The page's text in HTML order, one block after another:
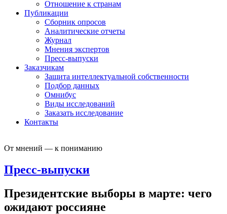
Отношение к странам
Публикации
Сборник опросов
Аналитические отчеты
Журнал
Мнения экспертов
Пресс-выпуски
Заказчикам
Защита интеллектуальной собственности
Подбор данных
Омнибус
Виды исследований
Заказать исследование
Контакты
От мнений — к пониманию
Пресс-выпуски
Президентские выборы в марте: чего
ожидают россияне